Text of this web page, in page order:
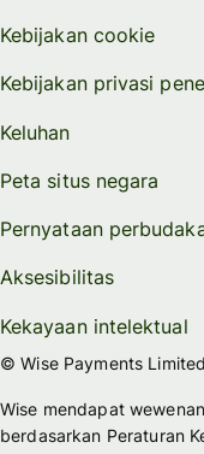
Kebijakan cookie
Kebijakan privasi
Keluhan
Peta situs negara
Pernyataan
Aksesibilitas
Kekayaan intelektual
© Wise Payments
Wise mendapat
berdasarkan Peraturan